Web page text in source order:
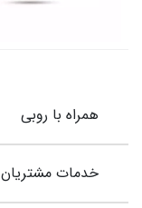
همراه با روبی
خدمات مشتریان